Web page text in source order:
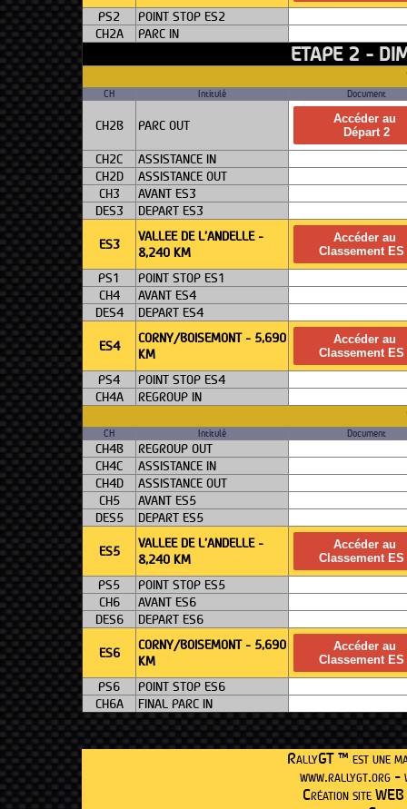
PS2
POINT STOP ES2
CH2A
PARC IN
ETAPE 2 -
CH Intitulé Document
CH2B PARC OUT
Accéder au
Départ 2
CH2C
ASSISTANCE IN
CH2D
ASSISTANCE OUT
CH3
AVANT ES3
DES3
DEPART ES3
ES3
VALLEE DE L'ANDELLE -
8,240 KM
Accéder au
Classement ES
PS1
POINT STOP ES1
CH4
AVANT ES4
DES4
DEPART ES4
ES4
CORNY/BOISEMONT - 5,690
KM
Accéder au
Classement ES
PS4
POINT STOP ES4
CH4A
REGROUP IN
CH Intitulé Document
CH4B
REGROUP OUT
CH4C
ASSISTANCE IN
CH4D
ASSISTANCE OUT
CH5
AVANT ES5
DES5
DEPART ES5
ES5
VALLEE DE L'ANDELLE -
8,240 KM
Accéder au
Classement ES
PS5
POINT STOP ES5
CH6
AVANT ES6
DES6
DEPART ES6
ES6
CORNY/BOISEMONT - 5,690
KM
Accéder au
Classement ES
PS6
POINT STOP ES6
CH6A
FINAL PARC IN
RallyGT ™ est une
www.rallygt.org -
Création site